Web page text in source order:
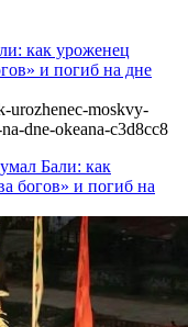
как уроженец
и погиб на дне
urozhenec-moskvy-
dne-okeana-c3d8cc8
Бали: как
богов» и погиб на